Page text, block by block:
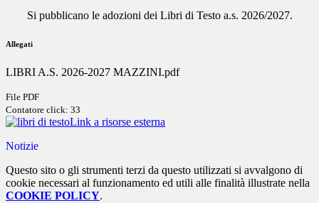
Si pubblicano le adozioni dei Libri di Testo a.s. 2026/2027.
Allegati
LIBRI A.S. 2026-2027 MAZZINI.pdf
File PDF
Contatore click: 33
Link a risorse esterna
Notizie
Questo sito o gli strumenti terzi da questo utilizzati si avvalgono di
cookie necessari al funzionamento ed utili alle finalità illustrate nella
COOKIE POLICY.